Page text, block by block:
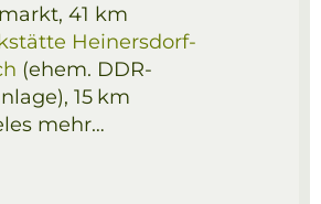
41 km
Heinersdorf-
(ehem. DDR-
15 km
mehr…